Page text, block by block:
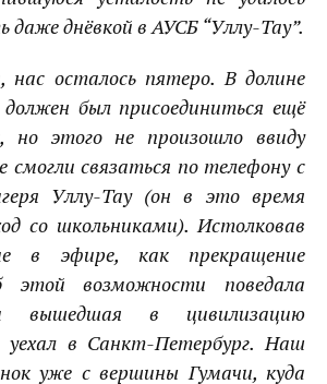
даже днёвкой в АУСБ “Уллу-Тау”.
нас осталось пятеро. В долине
был присоединиться ещё
но этого не произошло ввиду
связаться по телефону с
Уллу-Тау (он в это время
со школьниками). Истолковав
в эфире, как прекращение
возможности поведала
вышедшая в цивилизацию
уехал в Санкт-Петербург. Наш
уже с вершины Гумачи, куда